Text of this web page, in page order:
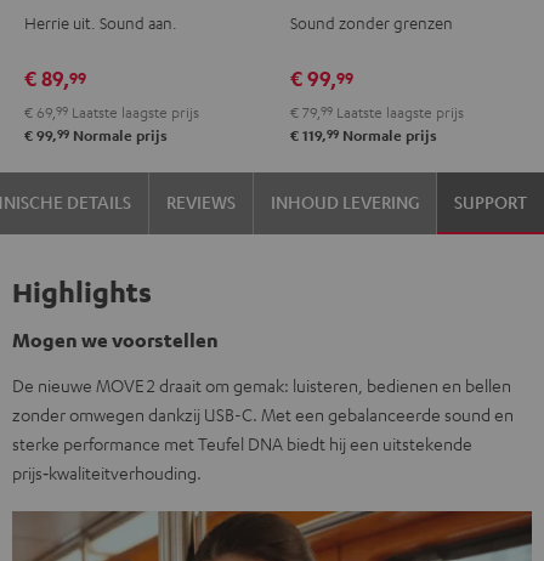
NightPureRubySageSpace
Herrie uit. Sound aan.
€ 89,99
€ 69, 99 Laatste laagste prijs
€ 99,99 Normale prijs
MoonNight
Sound zonder grenzen
€ 99,99
€ 79, 99 Laatste laagste prijs
€ 119,99 Normale prijs
DETAILS REVIEWS INHOUD LEVERING SUPPORT
Highlights
Mogen we voorstellen
De nieuwe MOVE 2 draait om gemak: luisteren, bedienen en bellen
zonder omwegen dankzij USB-C. Met een gebalanceerde sound en
sterke performance met Teufel DNA biedt hij een uitstekende
prijs‑kwaliteitverhouding.